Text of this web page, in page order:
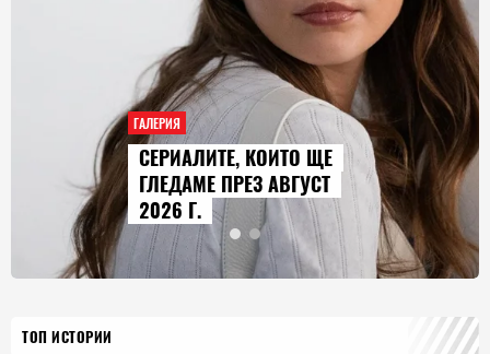
ГАЛЕРИЯ
AUDI Q9 СТАВА НАЙ-
ГОЛЕМИЯТ МОДЕЛ В
ИСТОРИЯТА НА МАРКАТА
ТОП ИСТОРИИ